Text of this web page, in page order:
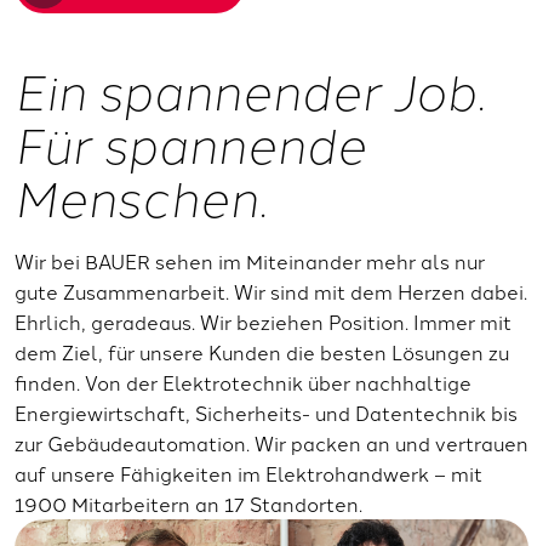
Ein spannender Job.
Für spannende
Menschen.
Wir bei BAUER sehen im Miteinander mehr als nur
gute Zusammenarbeit. Wir sind mit dem Herzen dabei.
Ehrlich, geradeaus. Wir beziehen Position. Immer mit
dem Ziel, für unsere Kunden die besten Lösungen zu
finden. Von der Elektrotechnik über nachhaltige
Energiewirtschaft, Sicherheits- und Datentechnik bis
zur Gebäudeautomation. Wir packen an und vertrauen
auf unsere Fähigkeiten im Elektrohandwerk – mit
1900 Mitarbeitern an 17 Standorten.